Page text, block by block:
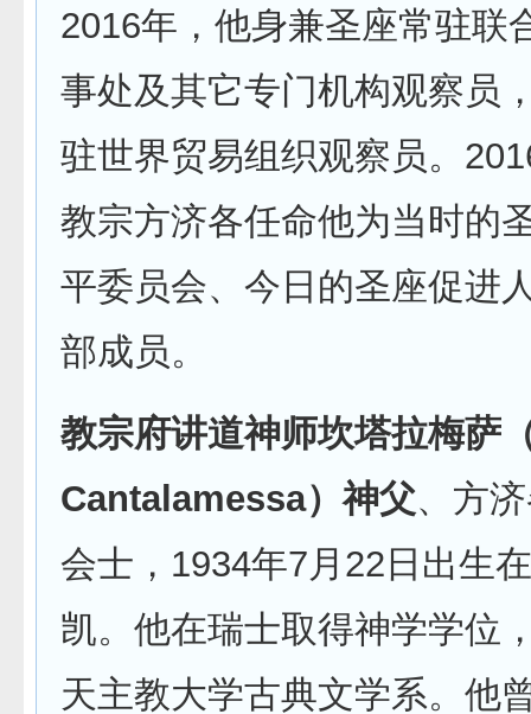
2016年，他身兼圣座常驻联
事处及其它专门机构观察员
驻世界贸易组织观察员。
教宗方济各任命他为当时的
平委员会、今日的圣座促进
部成员。
教宗府讲道神师坎塔拉梅萨
Cantalamessa）神父、方
会士，1934年7月22日出生
凯。他在瑞士取得神学学位
天主教大学古典文学系。他